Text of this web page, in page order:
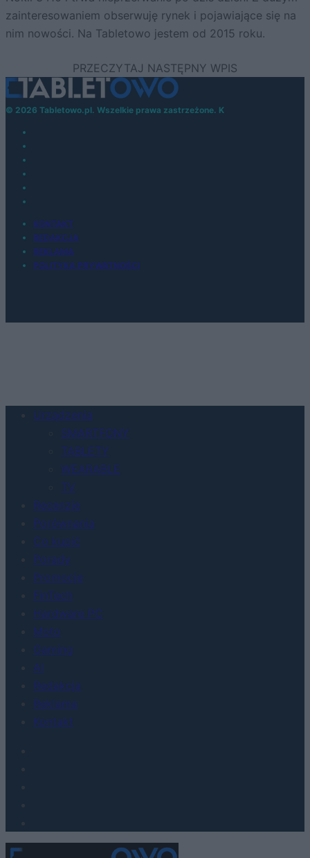
zainteresowaniem obserwuję rynek i pojawiające się na
nim nowości. Na Tabletowo jestem od 2015 roku.
© 2026 Tabletowo.pl. Wszelkie prawa zastrzeżone. K
KONTAKT
REDAKCJA
REKLAMA
POLITYKA PRYWATNOŚCI
Urządzenia
SMARTFONY
TABLETY
WEARABLE
TV
Recenzje
Porównania
Co kupić
Porady
Promocje
FinTech
Hardware PC
Moto
Gaming
AI
Redakcja
Reklama
Kontakt